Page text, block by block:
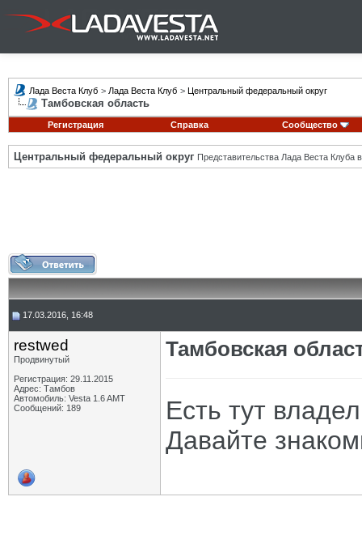
Лада Веста Клуб > Лада Веста Клуб > Центральный федеральный округ
Тамбовская область
Регистрация Справка Сообщество
Центральный федеральный округ Представительства Лада Веста Клуба
17.03.2016, 16:48
restwed
Продвинутый
Регистрация: 29.11.2015
Адрес: Тамбов
Автомобиль: Vesta 1.6 AMT
Сообщений: 189
Тамбовская
Есть тут
Давайте